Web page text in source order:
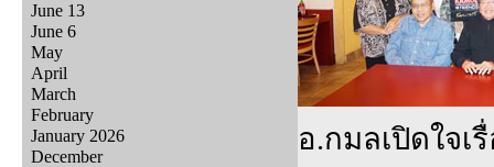
June 13
June 6
May
April
March
February
January 2026
December
อ.กมลเปิดใจเ